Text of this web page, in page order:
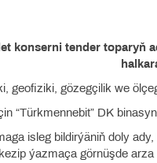
konserni tender toparyň
geofiziki, gözegçilik we
“Türkmennebit” DK
isleg bildirýäniň doly
ýazmaça görnüşde